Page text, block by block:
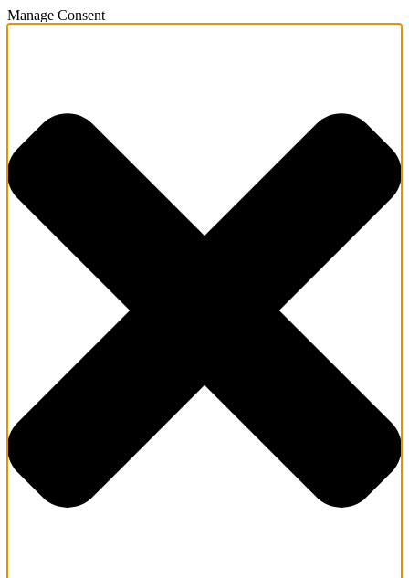
Manage Consent